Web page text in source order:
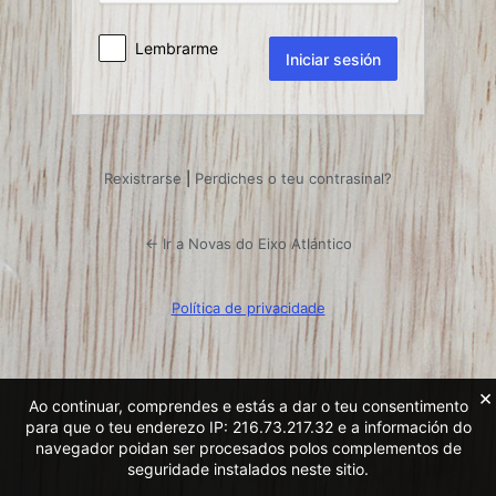
Lembrarme
Rexistrarse Perdiches o teu contrasinal?
← Ir a Novas do Eixo Atlántico
Política de privacidade
Ao continuar, comprendes e estás a dar o teu consentimento
para que o teu enderezo IP: 216.73.217.32 e a información do
navegador poidan ser procesados ​​polos complementos de
seguridade instalados neste sitio.
×